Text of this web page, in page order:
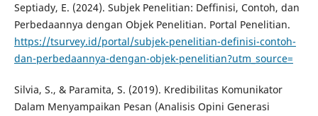
Septiady, E. (2024). Subjek Penelitian: Deffinisi, Contoh, dan
Perbedaannya dengan Objek Penelitian. Portal Penelitian.
https://tsurvey.id/portal/subjek-penelitian-definisi-contoh-
dan-perbedaannya-dengan-objek-penelitian?utm_source=
Silvia, S., & Paramita, S. (2019). Kredibilitas Komunikator
Dalam Menyampaikan Pesan (Analisis Opini Generasi